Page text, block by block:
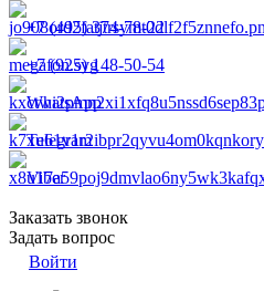
+7 (495) 374-78-22
+7 (925) 148-50-54
WhatsApp
Telegram
Viber
Заказать звонок
Задать вопрос
Войти